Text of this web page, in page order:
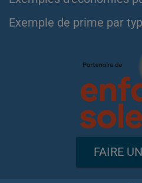
Exemple de prime par
FAIRE